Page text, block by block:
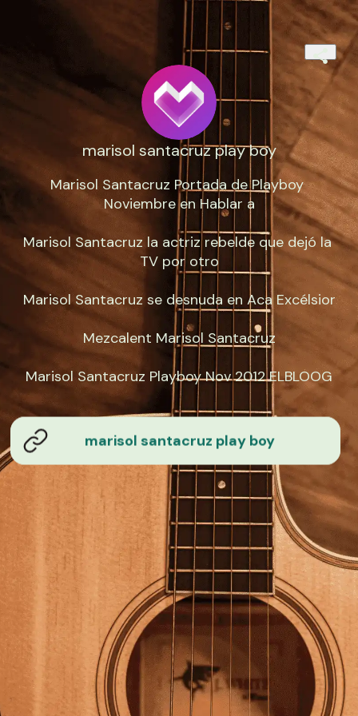
marisol santacruz play boy
Marisol Santacruz Portada de Playboy
Noviembre en Hablar a
Marisol Santacruz la actriz rebelde que dejó la
TV por otro
Marisol Santacruz se desnuda en Aca Excélsior
Mezcalent Marisol Santacruz
Marisol Santacruz Playboy Nov 2012 ELBLOOG
marisol santacruz play boy